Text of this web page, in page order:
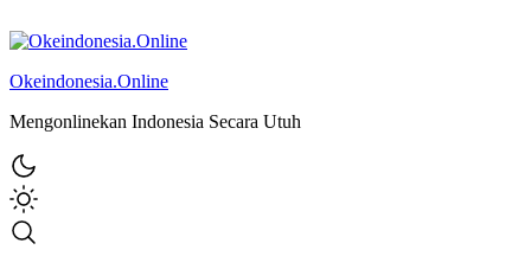
Okeindonesia.Online
Mengonlinekan Indonesia Secara Utuh